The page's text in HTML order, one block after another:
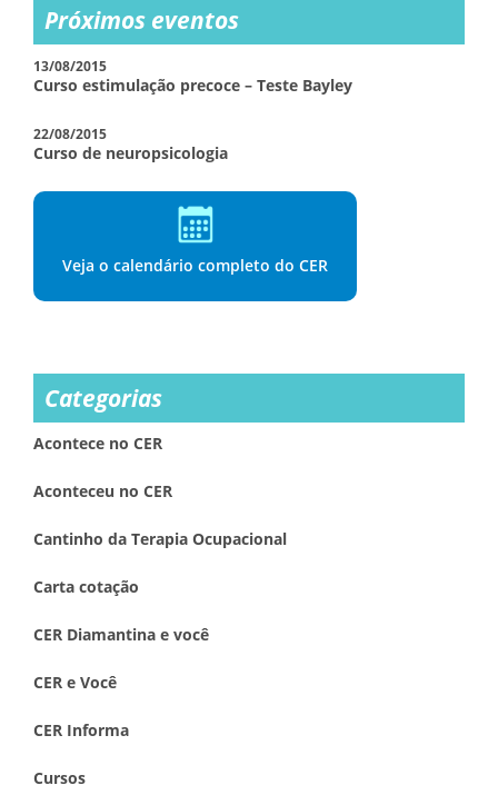
Próximos eventos
13/08/2015
Curso estimulação precoce – Teste Bayley
22/08/2015
Curso de neuropsicologia
Veja o calendário completo do CER
Categorias
Acontece no CER
Aconteceu no CER
Cantinho da Terapia Ocupacional
Carta cotação
CER Diamantina e você
CER e Você
CER Informa
Cursos